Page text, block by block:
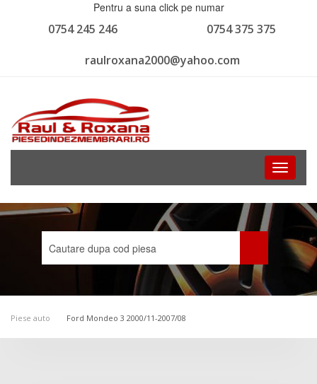
Pentru a suna click pe numar
0754 375 375
0754 245 246
raulroxana2000@yahoo.com
Toggle
Piese auto Ford Mondeo 3 2000/11-2007/08